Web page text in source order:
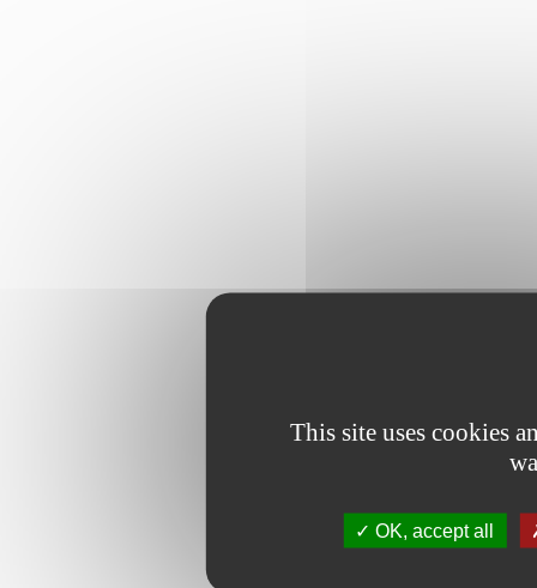
This site uses cookies
OK, accept all